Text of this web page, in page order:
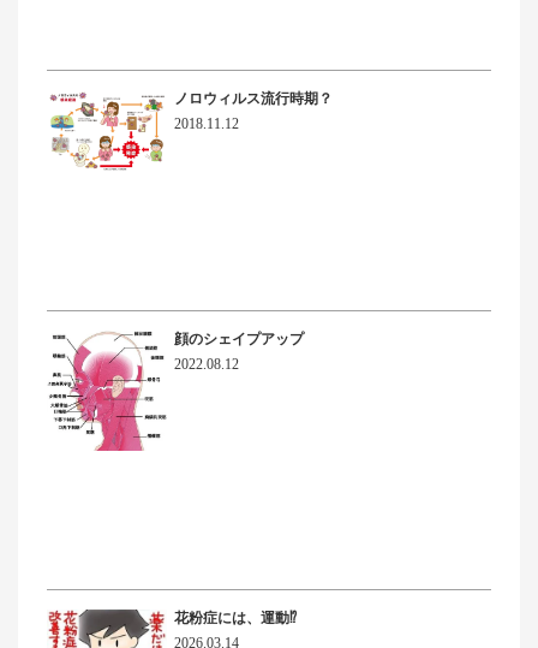
ノロウィルス流行時期？
2018.11.12
顔のシェイプアップ
2022.08.12
花粉症には、運動⁉
2026.03.14